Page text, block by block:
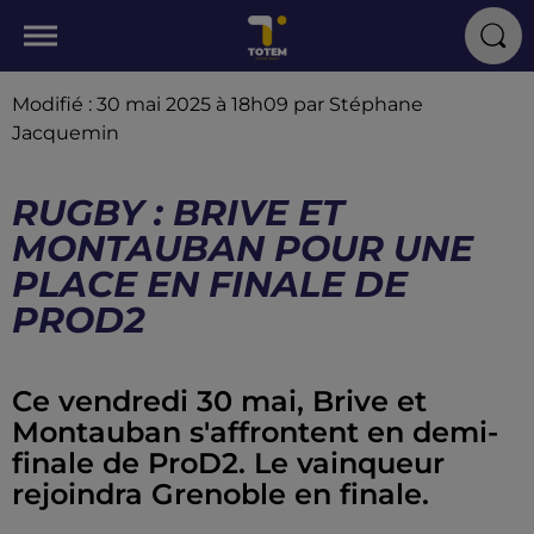
Modifié : 30 mai 2025 à 18h09 par Stéphane
Jacquemin
RUGBY : BRIVE ET
MONTAUBAN POUR UNE
PLACE EN FINALE DE
PROD2
Ce vendredi 30 mai, Brive et
Montauban s'affrontent en demi-
finale de ProD2. Le vainqueur
rejoindra Grenoble en finale.